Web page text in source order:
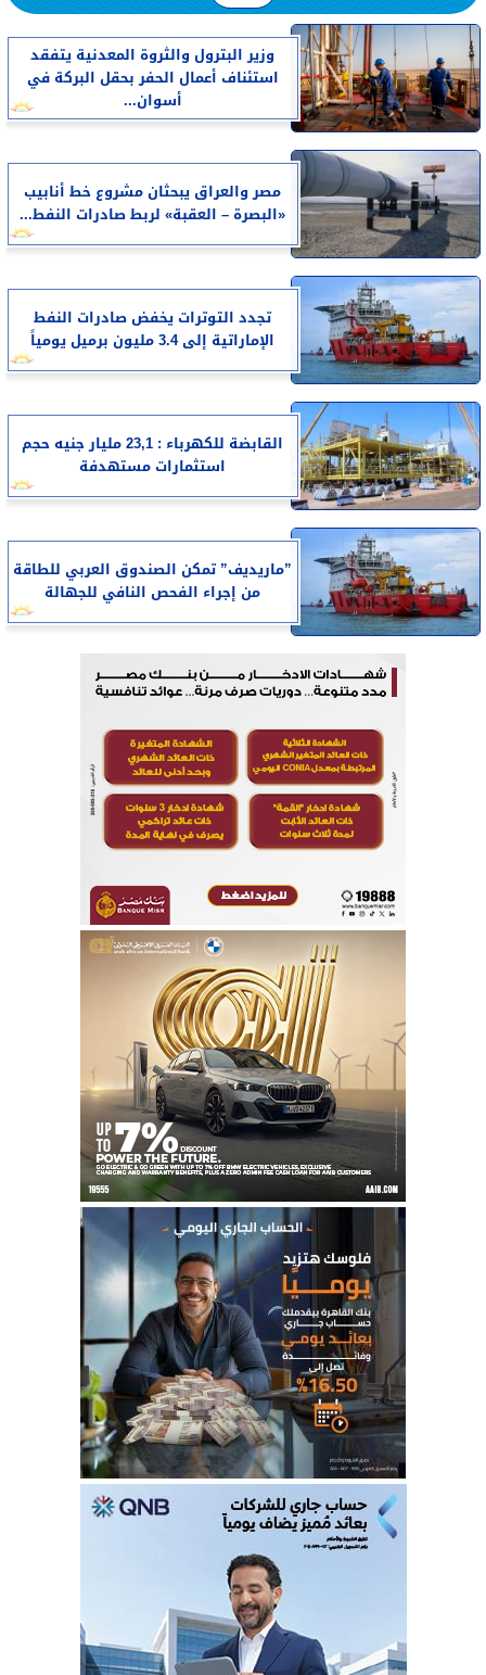
وزير البترول والثروة المعدنية يتفقد
استئناف أعمال الحفر بحقل البركة في
أسوان...
مصر والعراق يبحثان مشروع خط أنابيب
«البصرة – العقبة» لربط صادرات النفط...
تجدد التوترات يخفض صادرات النفط
الإماراتية إلى 3.4 مليون برميل يومياً
القابضة للكهرباء : 23,1 مليار جنيه حجم
استثمارات مستهدفة
”ماريديف” تمكن الصندوق العربي للطاقة
من إجراء الفحص النافي للجهالة